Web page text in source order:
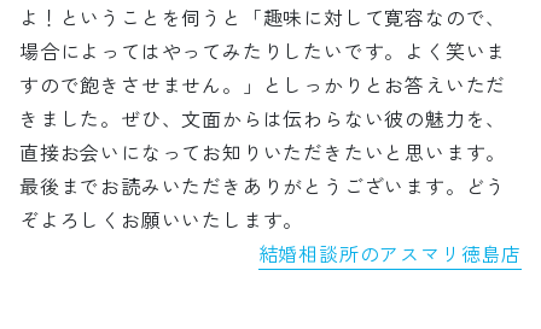
よ！ということを伺うと「趣味に対して寛容なので、
場合によってはやってみたりしたいです。よく笑いま
すので飽きさせません。」としっかりとお答えいただ
きました。ぜひ、文面からは伝わらない彼の魅力を、
直接お会いになってお知りいただきたいと思います。
最後までお読みいただきありがとうございます。どう
ぞよろしくお願いいたします。
結婚相談所のアスマリ徳島店